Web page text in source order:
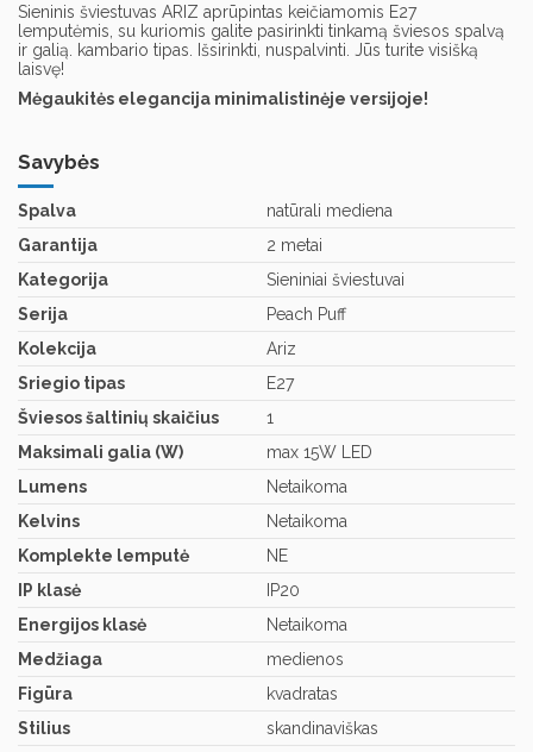
Sieninis šviestuvas ARIZ aprūpintas keičiamomis E27
lemputėmis, su kuriomis galite pasirinkti tinkamą šviesos spalvą
ir galią. kambario tipas. Išsirinkti, nuspalvinti. Jūs turite visišką
laisvę!
Mėgaukitės elegancija minimalistinėje versijoje!
Savybės
Spalva
natūrali mediena
Garantija
2 metai
Kategorija
Sieniniai šviestuvai
Serija
Peach Puff
Kolekcija
Ariz
Sriegio tipas
E27
Šviesos šaltinių skaičius
1
Maksimali galia (W)
max 15W LED
Lumens
Netaikoma
Kelvins
Netaikoma
Komplekte lemputė
NE
IP klasė
IP20
Energijos klasė
Netaikoma
Medžiaga
medienos
Figūra
kvadratas
Stilius
skandinaviškas